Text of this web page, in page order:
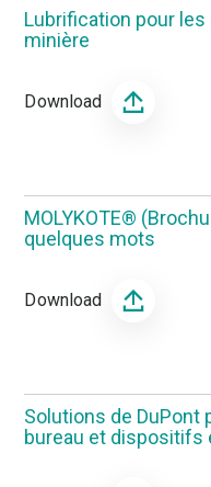
Lubrification pour
minière
Download
MOLYKOTE®
quelques mots
Download
Solutions de DuPont
bureau et dispositifs